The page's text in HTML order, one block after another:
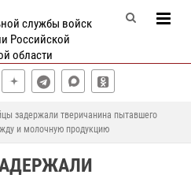
службы войск
Российской
области
задержали тверичанина пытавшего
и молочную продукцию